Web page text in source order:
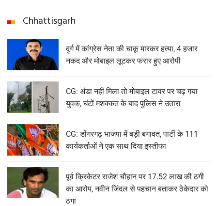
Chhattisgarh
दुर्ग में कांग्रेस नेता की चाकू मारकर हत्या, 4 हजार
नकद और मोबाइल लूटकर फरार हुए आरोपी
CG: अंडा नहीं मिला तो मोबाइल टावर पर चढ़ गया
युवक, घंटों मशक्कत के बाद पुलिस ने उतारा
CG: डोंगरगढ़ भाजपा में बड़ी बगावत, पार्टी के 111
कार्यकर्ताओं ने एक साथ दिया इस्तीफा
पूर्व क्रिकेटर राजेश चौहान पर 17.52 लाख की ठगी
का आरोप, नवीन जिंदल से पहचान बताकर ठेकेदार को
ठगा